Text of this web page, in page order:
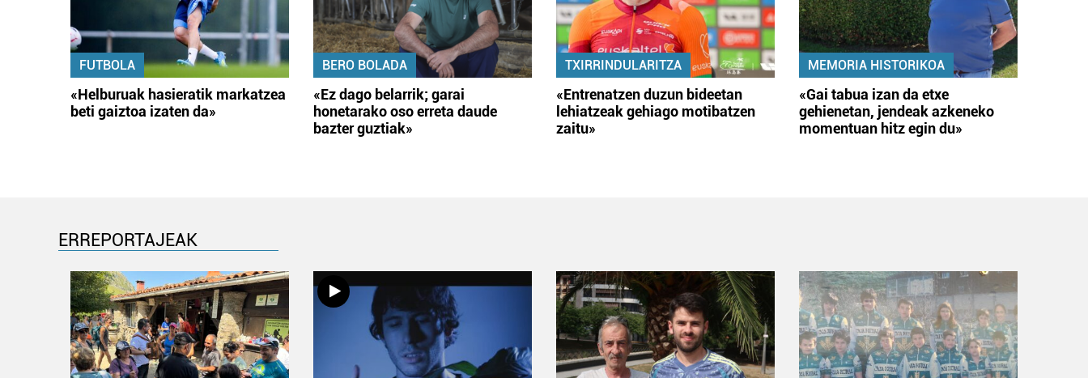
FUTBOLA
«Helburuak hasieratik markatzea
beti gaiztoa izaten da»
BERO BOLADA
«Ez dago belarrik; garai
honetarako oso erreta daude
bazter guztiak»
TXIRRINDULARITZA
«Entrenatzen duzun bideetan
lehiatzeak gehiago motibatzen
zaitu»
MEMORIA HISTORIKOA
«Gai tabua izan da etxe
gehienetan, jendeak azkeneko
momentuan hitz egin du»
ERREPORTAJEAK